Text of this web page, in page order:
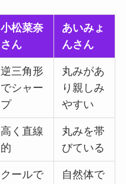
小松菜奈
さん
あいみょ
んさん
逆三角形
でシャー
プ
丸みがあ
り親しみ
やすい
高く直線
的
丸みを帯
びている
クールで
自然体で